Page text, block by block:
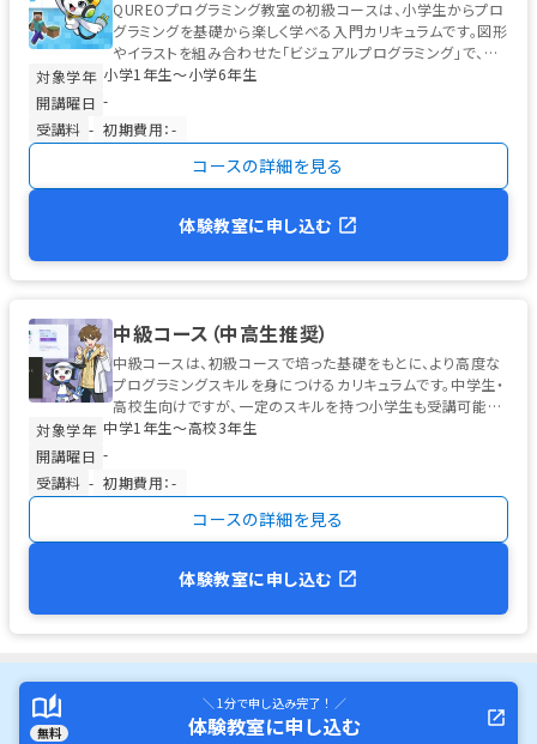
QUREOプログラミング教室の初級コースは、小学生からプロ
グラミングを基礎から楽しく学べる入門カリキュラムです。図形
やイラストを組み合わせた「ビジュアルプログラミング」で、初
めてのお子様でも安心...
対象学年 小学1年生〜小学6年生
開講曜日 -
受講料 - 初期費用：-
コースの詳細を見る
体験教室に申し込む
中級コース（中高生推奨）
中級コースは、初級コースで培った基礎をもとに、より高度な
プログラミングスキルを身につけるカリキュラムです。中学生・
高校生向けですが、一定のスキルを持つ小学生も受講可能で
す。 学習の中心は、高校...
対象学年 中学1年生〜高校3年生
開講曜日 -
受講料 - 初期費用：-
コースの詳細を見る
体験教室に申し込む
無料
＼ 1分で申し込み完了！ ／
体験教室に申し込む